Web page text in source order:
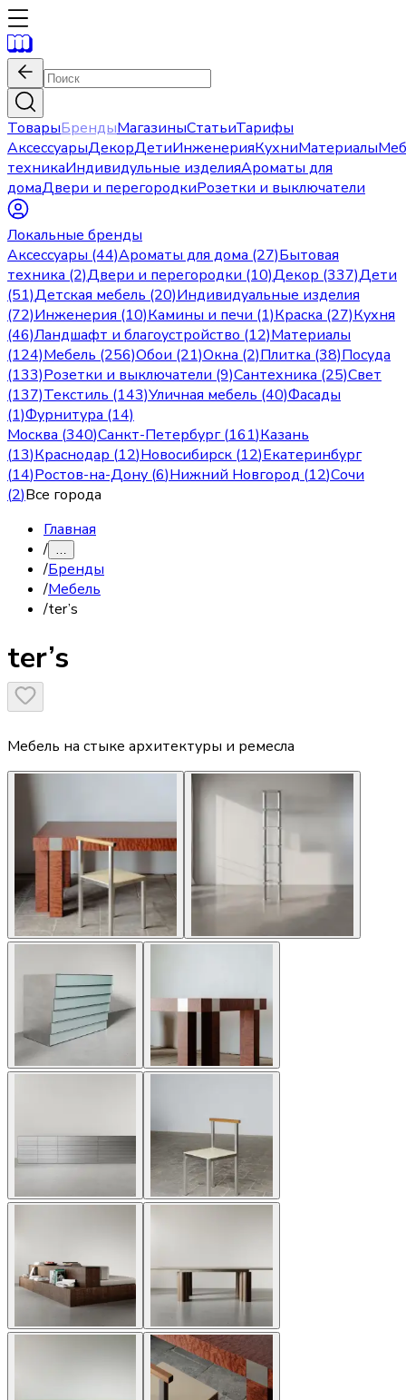
ТоварыБрендыМагазиныСтатьиТарифы
АксессуарыДекорДетиИнженерияКухниМатериалы
техникаИндивидульные изделияАроматы для
домаДвери и перегородкиРозетки и выключатели
Локальные бренды
Аксессуары (44)Ароматы для дома (27)Бытовая
техника (2)Двери и перегородки (10)Декор (337)Дети
(51)Детская мебель (20)Индивидуальные изделия
(72)Инженерия (10)Камины и печи (1)Краска (27)Кухня
(46)Ландшафт и благоустройство (12)Материалы
(124)Мебель (256)Обои (21)Окна (2)Плитка (38)Посуда
(133)Розетки и выключатели (9)Сантехника (25)Свет
(137)Текстиль (143)Уличная мебель (40)Фасады
(1)Фурнитура (14)
Москва (340)Санкт-Петербург(161)Казань
(13)Краснодар (12)Новосибирск (12)Екатеринбург
(14)Ростов-на-Дону (6)Нижний Новгород (12)Сочи
(2)Все города
Главная
/ …
/Бренды
/Мебель
/ter’s
ter’s
Мебель на стыке архитектуры и ремесла